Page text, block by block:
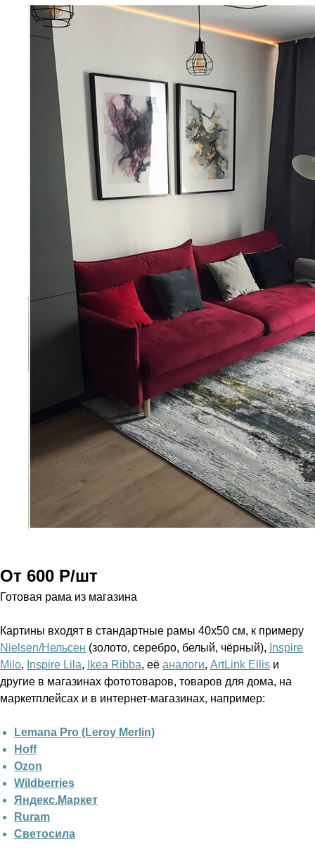
От 600 Р/шт
Готовая рама из магазина
Картины входят в стандартные рамы 40х50 см, к примеру
Nielsen/Нельсен (золото, серебро, белый, чёрный), Inspire
Milo, Inspire Lila, Ikea Ribba, её аналоги, ArtLink Ellis и
другие в магазинах фототоваров, товаров для дома, на
маркетплейсах и в интернет-магазинах, например:
Lemana Pro (Leroy Merlin)
Hoff
Ozon
Wildberries
Яндекс.Маркет
Ruram
Светосила